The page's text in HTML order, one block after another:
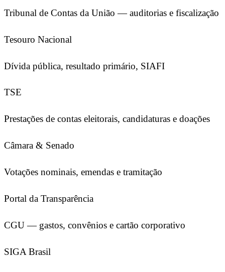
Tribunal de Contas da União — auditorias e fiscalização
Tesouro Nacional
Dívida pública, resultado primário, SIAFI
TSE
Prestações de contas eleitorais, candidaturas e doações
Câmara & Senado
Votações nominais, emendas e tramitação
Portal da Transparência
CGU — gastos, convênios e cartão corporativo
SIGA Brasil